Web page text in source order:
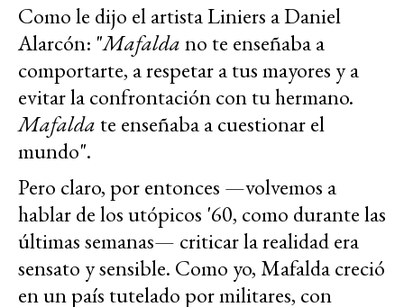
Como le dijo el artista Liniers a Daniel
Alarcón: "Mafaldano te enseñaba a
comportarte, a respetar a tus mayores y a
evitar la confrontación con tu hermano.
Mafalda te enseñaba a cuestionar el
mundo".
Pero claro, por entonces —volvemos a
hablar de los utópicos '60, como durante las
últimas semanas— criticar la realidad era
sensato y sensible. Como yo, Mafalda creció
en un país tutelado por militares, con